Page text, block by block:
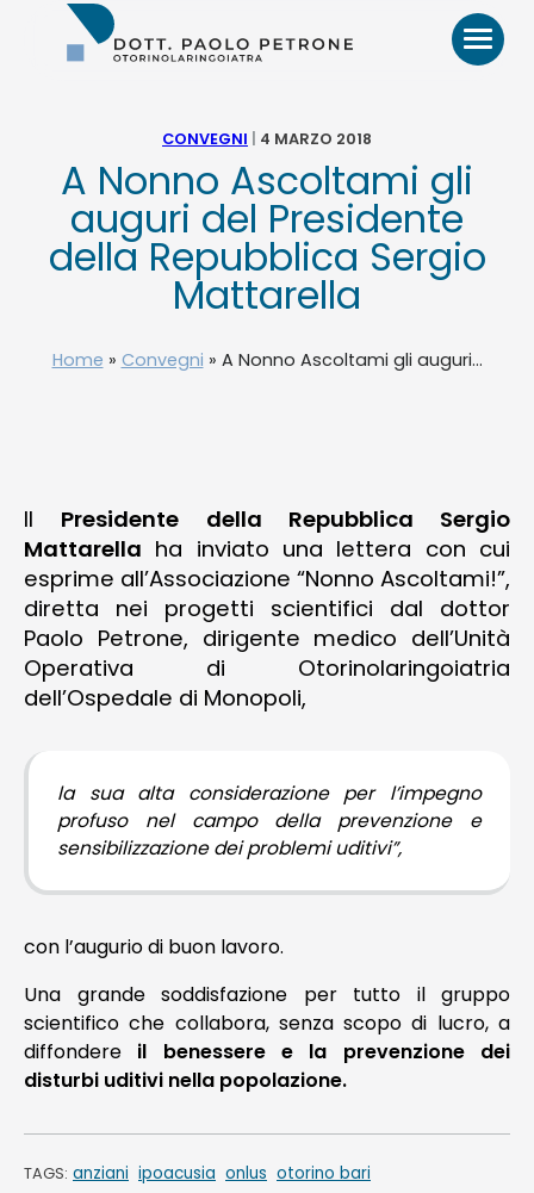
Otorino
HOME
BIO
VIDEO
PATOLOGIE E TRATTAMENTI
NEWS
TELEFONO E CONTATTI
CONVEGNI 4 MARZO 2018
A Nonno Ascoltami gli
auguri del Presidente
della Repubblica Sergio
Mattarella
Home » Convegni » A Nonno Ascoltami gli auguri...
Il Presidente della Repubblica Sergio
Mattarella ha inviato una lettera con cui
esprime all’Associazione “Nonno Ascoltami!”,
diretta nei progetti scientifici dal dottor
Paolo Petrone, dirigente medico dell’Unità
Operativa di Otorinolaringoiatria
dell’Ospedale di Monopoli,
la sua alta considerazione per l’impegno
profuso nel campo della prevenzione e
sensibilizzazione dei problemi uditivi”,
con l’augurio di buon lavoro.
Una grande soddisfazione per tutto il gruppo
scientifico che collabora, senza scopo di lucro, a
diffondere il benessere e la prevenzione dei
disturbi uditivi nella popolazione.
TAGS: anziani ipoacusia onlus otorino bari